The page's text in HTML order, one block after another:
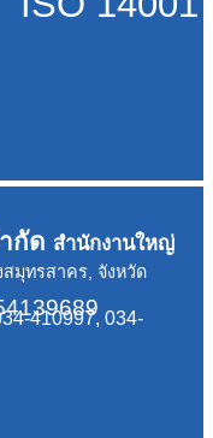
กัด สำนักงานใหญ่
มุทรสาคร, จังหวัด
410997, 034-